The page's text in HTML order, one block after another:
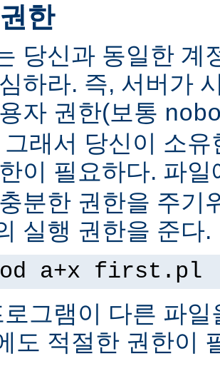
한
당신과 동일한 계
하라. 즉, 서버가
자 권한(보통
그래서 당신이 소
이 필요하다. 파
분한 권한을 주기
실행 권한을 준다.
a+x first.pl
로그램이 다른 파
도 적절한 권한이